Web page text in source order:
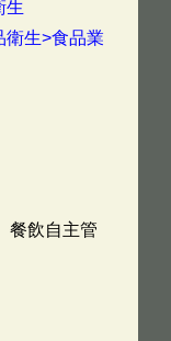
生
衛生>食品業
餐飲自主管